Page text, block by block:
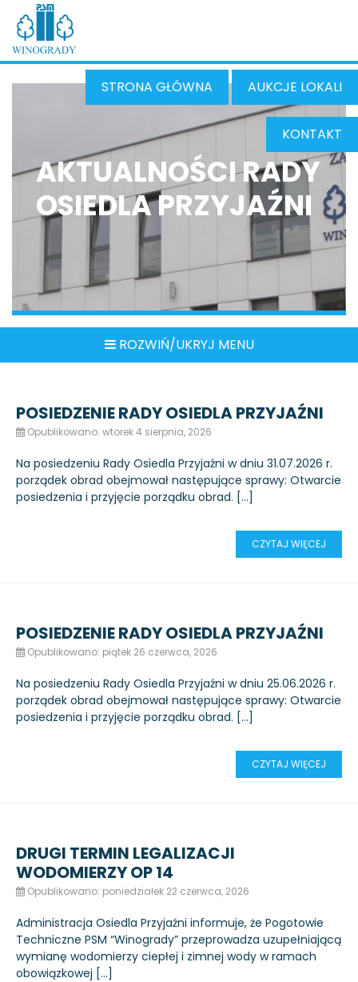
STRONA GŁÓWNA AUKCJE LOKALI
KONTAKT
AKTUALNOŚCI RADY
OSIEDLA PRZYJAŹNI
ROZWIŃ/UKRYJ MENU
POSIEDZENIE RADY OSIEDLA PRZYJAŹNI
Opublikowano: wtorek 4 sierpnia, 2026
Na posiedzeniu Rady Osiedla Przyjaźni w dniu 31.07.2026 r.
porządek obrad obejmował następujące sprawy: Otwarcie
posiedzenia i przyjęcie porządku obrad. […]
CZYTAJ WIĘCEJ
POSIEDZENIE RADY OSIEDLA PRZYJAŹNI
Opublikowano: piątek 26 czerwca, 2026
Na posiedzeniu Rady Osiedla Przyjaźni w dniu 25.06.2026 r.
porządek obrad obejmował następujące sprawy: Otwarcie
posiedzenia i przyjęcie porządku obrad. […]
CZYTAJ WIĘCEJ
DRUGI TERMIN LEGALIZACJI
WODOMIERZY OP 14
Opublikowano: poniedziałek 22 czerwca, 2026
Administracja Osiedla Przyjaźni informuje, że Pogotowie
Techniczne PSM “Winogrady” przeprowadza uzupełniającą
wymianę wodomierzy ciepłej i zimnej wody w ramach
obowiązkowej […]